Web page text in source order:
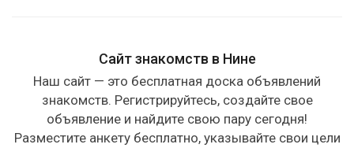
Сайт знакомств в Нине
Наш сайт — это бесплатная доска объявлений
знакомств. Регистрируйтесь, создайте свое
объявление и найдите свою пару сегодня!
Разместите анкету бесплатно, указывайте свои цели